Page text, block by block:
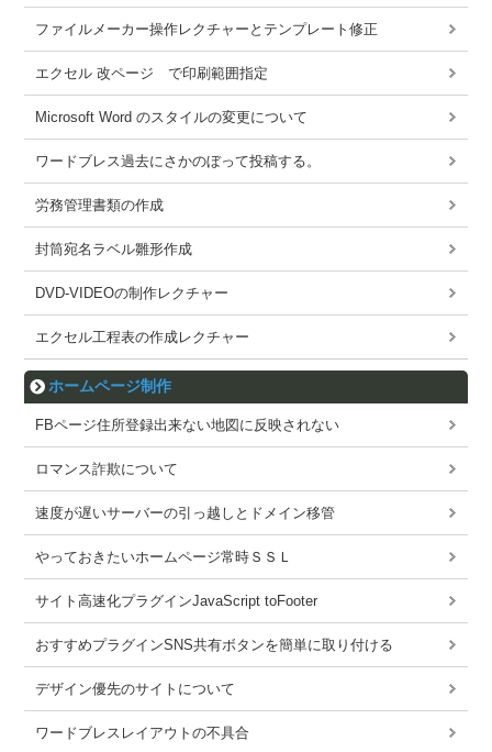
ファイルメーカー操作レクチャーとテンプレート修正
エクセル 改ページ で印刷範囲指定
Microsoft Word のスタイルの変更について
ワードブレス過去にさかのぼって投稿する。
労務管理書類の作成
封筒宛名ラベル雛形作成
DVD-VIDEOの制作レクチャー
エクセル工程表の作成レクチャー
ホームページ制作
FBページ住所登録出来ない地図に反映されない
ロマンス詐欺について
速度が遅いサーバーの引っ越しとドメイン移管
やっておきたいホームページ常時ＳＳＬ
サイト高速化プラグインJavaScript toFooter
おすすめプラグインSNS共有ボタンを簡単に取り付ける
デザイン優先のサイトについて
ワードブレスレイアウトの不具合